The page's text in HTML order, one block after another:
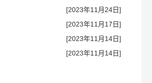
[2023年11月24日]
[2023年11月17日]
[2023年11月14日]
[2023年11月14日]